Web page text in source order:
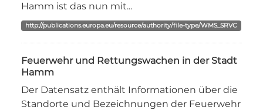
Hamm ist das nun mit...
http://publications.europa.eu/resource/authority/file-type/WMS_SRVC
Feuerwehr und Rettungswachen in der Stadt
Hamm
Der Datensatz enthält Informationen über die
Standorte und Bezeichnungen der Feuerwehr